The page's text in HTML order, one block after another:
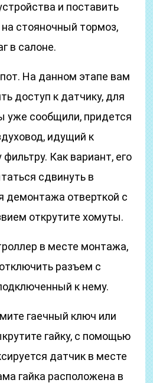
и поставить
стояночный тормоз,
в салоне.
На данном этапе вам
доступ к датчику, для
уже сообщили, придется
идущий к
Как вариант, его
сдвинуть в
демонтажа отверткой с
открутите хомуты.
в месте монтажа,
разъем с
к нему.
гаечный ключ или
гайку, с помощью
датчик в месте
гайка расположена в